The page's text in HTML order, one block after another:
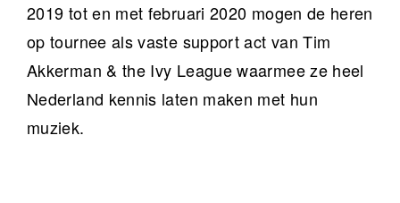
2019 tot en met februari 2020 mogen de heren
op tournee als vaste support act van Tim
Akkerman & the Ivy League waarmee ze heel
Nederland kennis laten maken met hun
muziek.